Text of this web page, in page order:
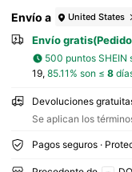
Envío a United States
Envío
500 puntos SHEIN
19, 85.11% son ≤ 8
Devoluciones
Se aplican los
Pagos seguros ·